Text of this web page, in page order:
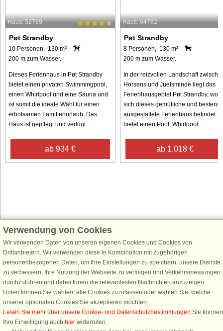
Haus: 52789
Pøt Strandby
10 Personen, 130 m²
200 m zum Wasser.
Dieses Ferienhaus in Pøt Strandby
bietet einen privaten Swimmingpool,
einen Whirlpool und eine Sauna und
ist somit die ideale Wahl für einen
erholsamen Familienurlaub. Das
Haus ist gepflegt und verfügt ...
ab 934 €
Haus: 64782
Pøt Strandby
8 Personen, 130 m²
200 m zum Wasser.
In der reizvollen Landschaft
Horsens und Juelsminde liegt das
Ferienhausgebiet Pøt Strandby, wo
sich dieses gemütliche und bestens
ausgestattete Ferienhaus befindet.
bietet einen Pool, Whirlpool ...
ab 1.018 €
Schließen Sie sich 100.000 Ferienhaus-Fans an
Erhalten Sie einenWillkommensgutschein von 25 € für Ihren nächsten
Ferienhausurlaub - melden Sie sich einfach für den DanCenter Newsletter
an. Verpassen Sie nie wieder exklusive Angebote, Gewinnspiele und
Urlaubstipps!
Verwendung von Cookies
Wir verwenden Daten von unseren eigenen Cookies und Cookies von
Drittanbietern. Wir verwenden diese in Kombination mit zugehörigen
personenbezogenen Daten, um Ihre Einstellungen zu speichern, unsere Dienste
zu verbessern, Ihre Nutzung der Webseite zu verfolgen und Verkehrsmessungen
durchzuführen und dabei Ihnen die relevantesten Nachrichten anzuzeigen.
Unten können Sie wählen, alle Cookies zuzulassen oder wählen Sie, welche
unserer optionalen Cookies Sie akzeptieren möchten.
Lesen Sie mehr über unsere Cookie- und Datenschutzbestimmungen.Sie können
Ihre Einwilligung auch hier widerrufen.